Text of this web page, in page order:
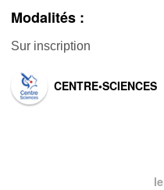
Modalités :
Sur inscription
CENTRE•SCIENCES
le